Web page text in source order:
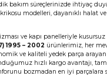
bakım süreçlerinizde ihtiyaç
modelleri, dayanıklı halat
ve kapı panelleriyle
1995 – 2002 ürünlerimiz, her
ve kaliteli yedek parça arayan
hızlı kargo avantajı,
bozmadan en iyi